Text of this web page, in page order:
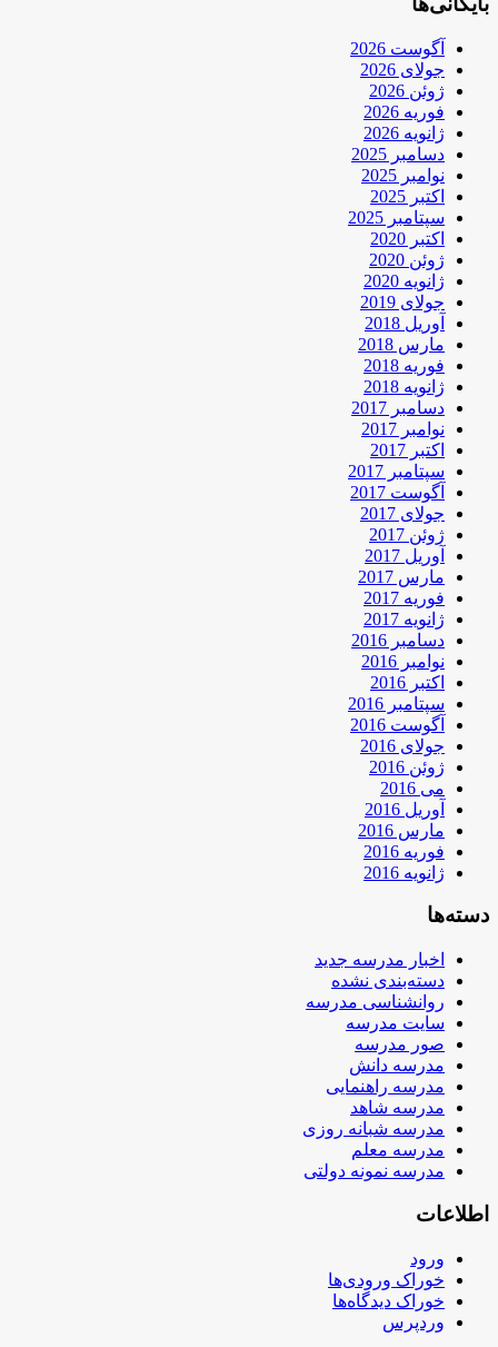
آگوست 2026
جولای 2026
ژوئن 2026
فوریه 2026
ژانویه 2026
دسامبر 2025
نوامبر 2025
اکتبر 2025
سپتامبر 2025
اکتبر 2020
ژوئن 2020
ژانویه 2020
جولای 2019
آوریل 2018
مارس 2018
فوریه 2018
ژانویه 2018
دسامبر 2017
نوامبر 2017
اکتبر 2017
سپتامبر 2017
آگوست 2017
جولای 2017
ژوئن 2017
آوریل 2017
مارس 2017
فوریه 2017
ژانویه 2017
دسامبر 2016
نوامبر 2016
اکتبر 2016
سپتامبر 2016
آگوست 2016
جولای 2016
ژوئن 2016
می 2016
آوریل 2016
مارس 2016
فوریه 2016
ژانویه 2016
دسته‌ها
اخبار مدرسه جدید
دسته‌بندی نشده
روانشناسی مدرسه
سایت مدرسه
صور مدرسه
مدرسه دانش
مدرسه راهنمایی
مدرسه شاهد
مدرسه شبانه روزی
مدرسه معلم
مدرسه نمونه دولتی
اطلاعات
ورود
خوراک ورودی‌ها
خوراک دیدگاه‌ها
وردپرس